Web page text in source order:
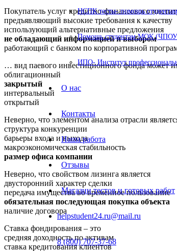
НСПК тесты- помощь студентам
Помощь студентам МОК (ЧПОУ
ИПО- Институт
О нас
Контакты
Наша работа
Отзывы
Магазин тестов и готовых работ
helpstudent24.ru@mail.ru
8 (800) 707-37-68
Покупатель услуг кредитно-финансового
предъявляющий высокие требования к качеству
использующий альтернативные предложения
не обладающий информацией и выбором
работающий с банком по корпоративной
… вид паевого инвестиционного фонда может
облигационный
закрытый
интервальный
открытый
Неверно, что элементом анализа отрасли
структура конкуренции
барьеры входа и выхода
макроэкономическая стабильность
размер офиса компании
Неверно, что свойством лизинга является
двусторонний характер сделки
передача имущества во временное пользование
обязательная последующая покупка объекта
наличие договора
Ставка фондирования – это
средняя доходность по активам
ставка кредитования клиентов